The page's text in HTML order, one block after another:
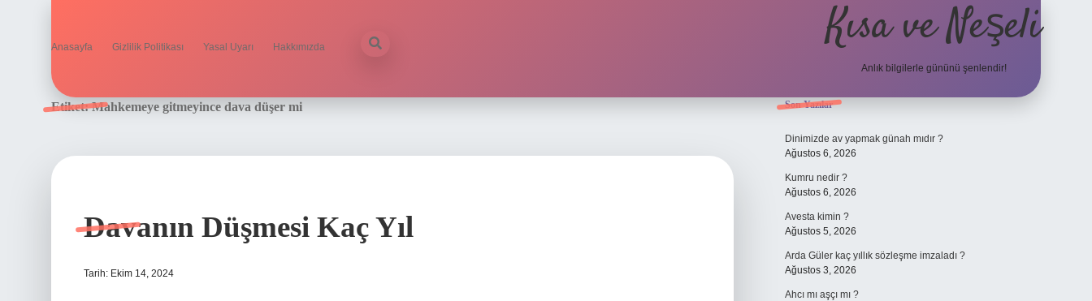
Anasayfa Gizlilik Politikası Yasal Uyarı Hakkımızda Kısa ve Neşeli
Anlık bilgilerle gününü şenlendir!
Etiket:Mahkemeye gitmeyince dava düşer mi
Davanın Düşmesi Kaç Yıl
Tarih: Ekim 14, 2024
Sidebar
Son Yazılar
Dinimizde av yapmak günah mıdır ?
Ağustos 6, 2026
Kumru nedir ?
Ağustos 6, 2026
Avesta kimin ?
Ağustos 5, 2026
Arda Güler kaç yıllık sözleşme imzaladı ?
Ağustos 3, 2026
Ahcı mı aşçı mı ?